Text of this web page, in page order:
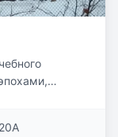
изучается